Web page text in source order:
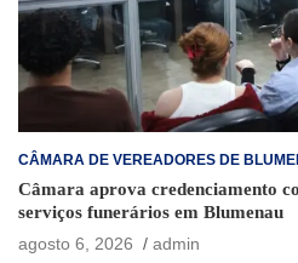
CÂMARA DE VEREADORES DE
Câmara aprova credenciamento
serviços funerários em Blumenau
agosto 6, 2026
admin